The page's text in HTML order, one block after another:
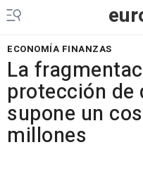
ECONOMÍA FINANZAS
La
protección de
supone un
millones